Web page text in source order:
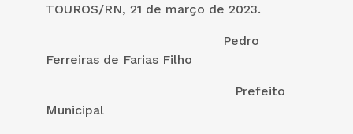
TOUROS/RN, 21 de março de 2023.
Pedro
Ferreiras de Farias Filho
Prefeito
Municipal